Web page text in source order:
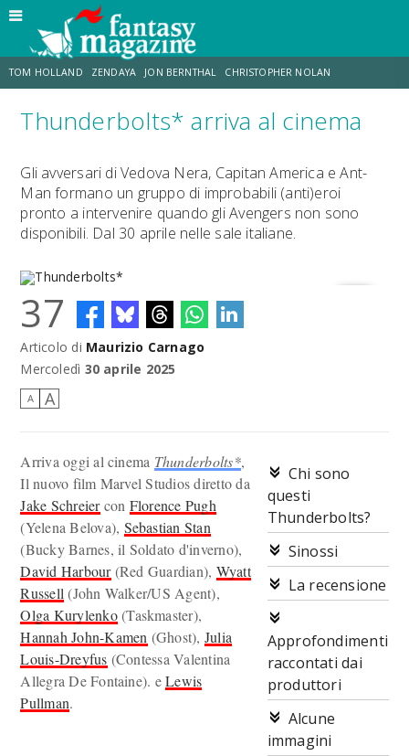
TOM HOLLAND ZENDAYA JON BERNTHAL CHRISTOPHER NOLAN
STRANIMONDI LUCCA COMICS & GAMES ODISSEA MARK RUFFALO
JACOB BATALON ERIK SOMMERS
Thunderbolts* arriva al cinema
Gli avversari di Vedova Nera, Capitan America e Ant-
Man formano un gruppo di improbabili (anti)eroi
pronto a intervenire quando gli Avengers non sono
disponibili. Dal 30 aprile nelle sale italiane.
Thunderbolts*
37
Articolo di Maurizio Carnago
Mercoledì 30 aprile 2025
A A
Chi sono
questi
Thunderbolts?
Sinossi
La recensione
Approfondimenti
raccontati dai
produttori
Alcune
immagini
Arriva oggi al cinema Thunderbolts*,
Il nuovo film Marvel Studios diretto da
Jake Schreiercon Florence Pugh
(Yelena Belova), Sebastian Stan
(Bucky Barnes, il Soldato d'inverno),
David Harbour(Red Guardian), Wyatt
Russell (John Walker/US Agent),
Olga Kurylenko(Taskmaster),
Hannah John-Kamen (Ghost), Julia
Louis-Dreyfus (Contessa Valentina
Allegra De Fontaine). eLewis
Pullman.